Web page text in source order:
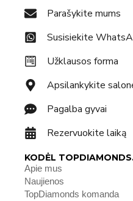
Parašykite mums
Susisiekite
Užklausos forma
Apsilankykite
Pagalba gyvai
Rezervuokite laiką
KODĖL
Apie mus
Naujienos
TopDiamonds komanda